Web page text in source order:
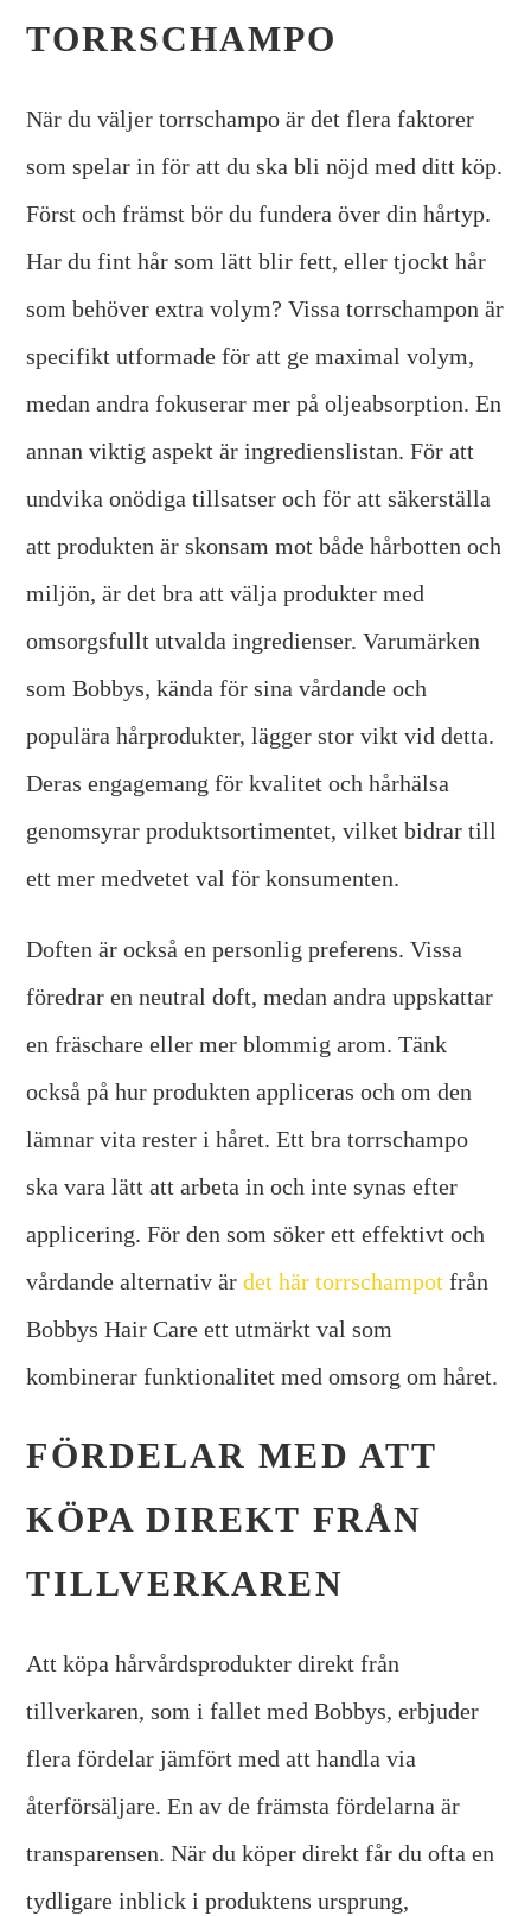
TORRSCHAMPO
När du väljer torrschampo är det flera faktorer
som spelar in för att du ska bli nöjd med ditt köp.
Först och främst bör du fundera över din hårtyp.
Har du fint hår som lätt blir fett, eller tjockt hår
som behöver extra volym? Vissa torrschampon är
specifikt utformade för att ge maximal volym,
medan andra fokuserar mer på oljeabsorption. En
annan viktig aspekt är ingredienslistan. För att
undvika onödiga tillsatser och för att säkerställa
att produkten är skonsam mot både hårbotten och
miljön, är det bra att välja produkter med
omsorgsfullt utvalda ingredienser. Varumärken
som Bobbys, kända för sina vårdande och
populära hårprodukter, lägger stor vikt vid detta.
Deras engagemang för kvalitet och hårhälsa
genomsyrar produktsortimentet, vilket bidrar till
ett mer medvetet val för konsumenten.
Doften är också en personlig preferens. Vissa
föredrar en neutral doft, medan andra uppskattar
en fräschare eller mer blommig arom. Tänk
också på hur produkten appliceras och om den
lämnar vita rester i håret. Ett bra torrschampo
ska vara lätt att arbeta in och inte synas efter
applicering. För den som söker ett effektivt och
vårdande alternativ ärdet här torrschampot från
Bobbys Hair Care ett utmärkt val som
kombinerar funktionalitet med omsorg om håret.
FÖRDELAR MED ATT
KÖPA DIREKT FRÅN
TILLVERKAREN
Att köpa hårvårdsprodukter direkt från
tillverkaren, som i fallet med Bobbys, erbjuder
flera fördelar jämfört med att handla via
återförsäljare. En av de främsta fördelarna är
transparensen. När du köper direkt får du ofta en
tydligare inblick i produktens ursprung,